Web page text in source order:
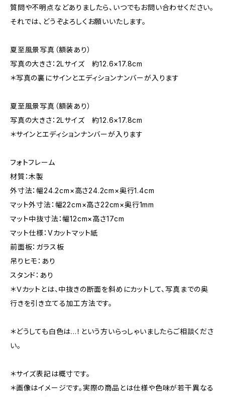
質問や不明点などありましたら、いつでもお問い合わせください。
それでは、どうぞよろしくお願いいたします。
夏至風景写真（額装あり）
写真の大きさ：2Lサイズ 約12.6×17.8cm
＊写真の裏にサインとエディションナンバーが入ります
夏至風景写真（額装あり）
写真の大きさ：2Lサイズ 約12.6×17.8cm
＊サインとエディションナンバーが入ります
フォトフレーム
材質：木製
外寸法：幅24.2cm×高さ24.2cm×奥行1.4cm
マット外寸法：幅22cm×高さ22cm×奥行1mm
マット中抜寸法：幅12cm×高さ17cm
マット仕様：Vカットマット紙
前面板：ガラス板
吊りヒモ：あり
スタンド：あり
＊Ｖカットとは、中抜きの断面を斜めにカットして、写真までの奥
行きを引き立てる加工方法です。
＊どうしても白色は…！という方いらっしゃいましたらご相談くださ
い。
＊サイズ表記は概寸です。
＊画像はイメージです。実際の商品とは仕様や色味が若干異なる